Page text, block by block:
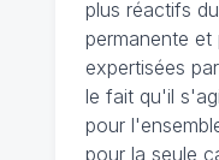
plus réactifs
permanente et
expertisées
le fait qu'il
pour
pour la seule